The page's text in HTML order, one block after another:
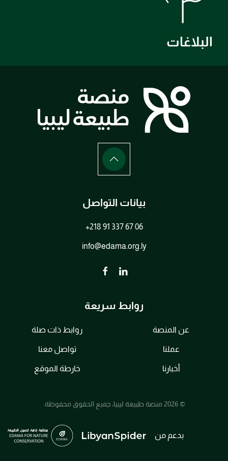
البلاغات
بيانات التواصل
+218 91 337 67 06
info@edama.org.ly
روابط سريعة
عن المنصة
عملنا
أخبارنا
روابط ذات صلة
تواصل معنا
خارطة الموقع
© 2026 منصة طبيعة ليبيا، جميع الحقوق محفوظة.
بدعم من